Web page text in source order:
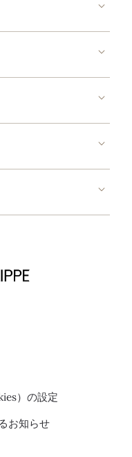
）の設定
お知らせ